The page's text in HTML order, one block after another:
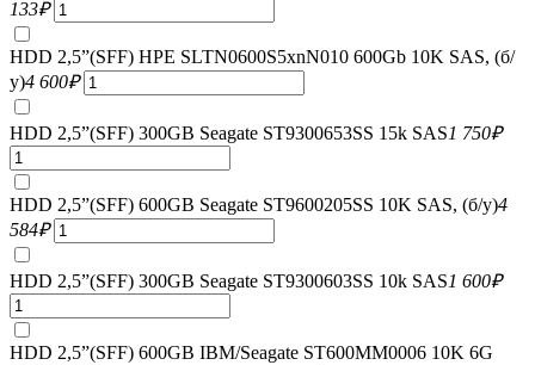
133₽
HDD 2,5”(SFF) HPE SLTN0600S5xnN010 600Gb 10K SAS, (б/
у)4 600₽
HDD 2,5”(SFF) 300GB Seagate ST9300653SS 15k SAS1 750₽
HDD 2,5”(SFF) 600GB Seagate ST9600205SS 10K SAS, (б/у)4
584₽
HDD 2,5”(SFF) 300GB Seagate ST9300603SS 10k SAS1 600₽
HDD 2,5”(SFF) 600GB IBM/Seagate ST600MM0006 10K 6G